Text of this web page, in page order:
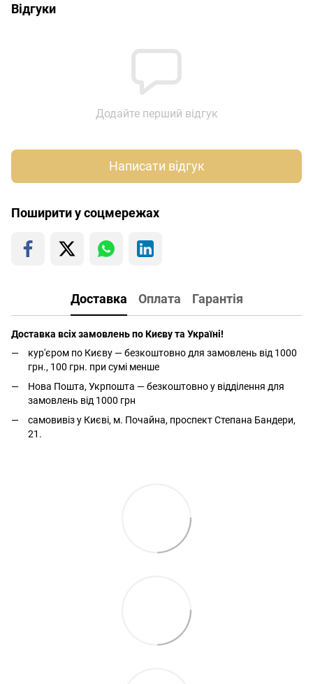
Відгуки
Додайте перший відгук
Написати відгук
Поширити у соцмережах
Доставка Оплата Гарантія
Доставка всіх замовлень по Києву та Україні!
кур'єром по Києву — безкоштовно для замовлень від 1000
грн., 100 грн. при сумі менше
Нова Пошта, Укрпошта — безкоштовно у відділення для
замовлень від 1000 грн
самовивіз у Києві, м. Почайна, проспект Степана Бандери,
21.